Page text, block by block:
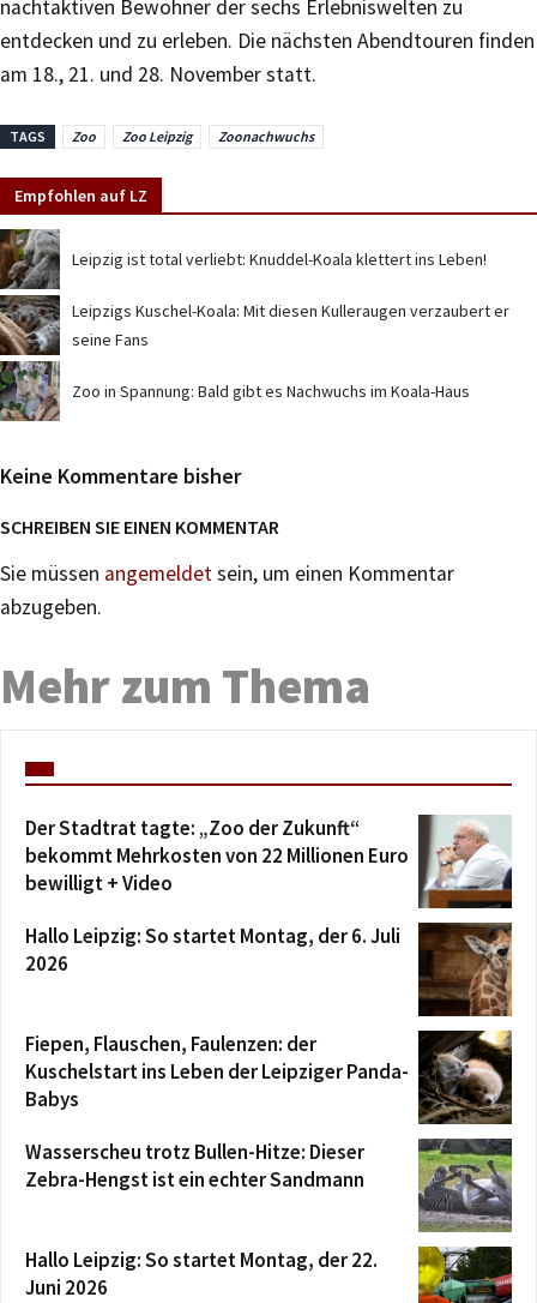
nachtaktiven Bewohner der sechs Erlebniswelten zu
entdecken und zu erleben. Die nächsten Abendtouren finden
am 18., 21. und 28. November statt.
TAGS Zoo Zoo Leipzig Zoonachwuchs
Empfohlen auf LZ
Leipzig ist total verliebt: Knuddel-Koala klettert ins Leben!
Leipzigs Kuschel-Koala: Mit diesen Kulleraugen verzaubert er
seine Fans
Zoo in Spannung: Bald gibt es Nachwuchs im Koala-Haus
Keine Kommentare bisher
SCHREIBEN SIE EINEN KOMMENTAR
Sie müssen angemeldetsein, um einen Kommentar
abzugeben.
Mehr zum Thema
Der Stadtrat tagte: „Zoo der Zukunft“
bekommt Mehrkosten von 22 Millionen Euro
bewilligt + Video
Hallo Leipzig: So startet Montag, der 6. Juli
2026
Fiepen, Flauschen, Faulenzen: der
Kuschelstart ins Leben der Leipziger Panda-
Babys
Wasserscheu trotz Bullen-Hitze: Dieser
Zebra-Hengst ist ein echter Sandmann
Hallo Leipzig: So startet Montag, der 22.
Juni 2026